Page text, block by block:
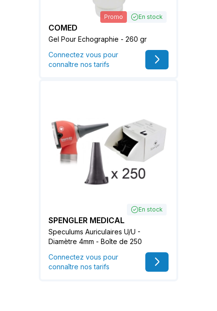
Promo En stock
COMED
Gel Pour Echographie - 260 gr
Connectez vous pour
connaître nos tarifs
En stock
SPENGLER MEDICAL
Speculums Auriculaires U/U -
Diamètre 4mm - Boîte de 250
Connectez vous pour
connaître nos tarifs